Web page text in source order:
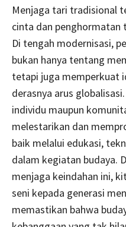
Menjaga tari tradisional
cinta dan penghormatan
Di tengah modernisasi,
bukan hanya tentang
tetapi juga memperkuat
derasnya arus
individu maupun
melestarikan dan
baik melalui edukasi,
dalam kegiatan budaya.
menjaga keindahan ini,
seni kepada generasi
memastikan bahwa